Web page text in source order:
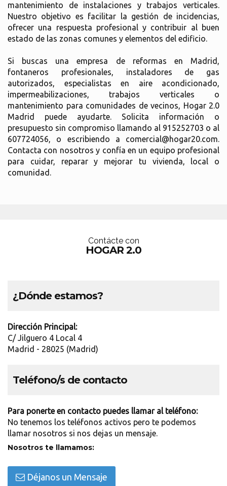
mantenimiento de instalaciones y trabajos verticales.
Nuestro objetivo es facilitar la gestión de incidencias,
ofrecer una respuesta profesional y contribuir al buen
estado de las zonas comunes y elementos del edificio.
Si buscas una empresa de reformas en Madrid,
fontaneros profesionales, instaladores de gas
autorizados, especialistas en aire acondicionado,
impermeabilizaciones, trabajos verticales o
mantenimiento para comunidades de vecinos, Hogar 2.0
Madrid puede ayudarte. Solicita información o
presupuesto sin compromiso llamando al 915252703 o al
607724056, o escribiendo a comercial@hogar20.com.
Contacta con nosotros y confía en un equipo profesional
para cuidar, reparar y mejorar tu vivienda, local o
comunidad.
Contácte con
HOGAR 2.0
¿Dónde estamos?
Dirección Principal:
C/ Jilguero 4 Local 4
Madrid - 28025 (Madrid)
Teléfono/s de contacto
Para ponerte en contacto puedes llamar al teléfono:
No tenemos los teléfonos activos pero te podemos
llamar nosotros si nos dejas un mensaje.
Nosotros te llamamos:
Déjanos un Mensaje